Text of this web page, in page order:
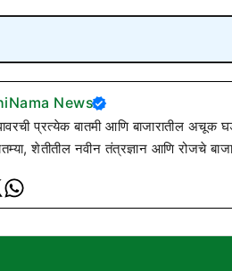
News
प्रत्येक बातमी आणि बाजारातील अचूक
शेतीतील नवीन तंत्रज्ञान आणि रोजचे